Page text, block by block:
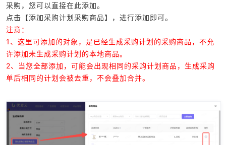
采购，您可以直接在此添加。
点击【添加采购计划采购商品】，进行添加即可。
注意：
1、这里可添加的对象，是已经生成采购计划的采购商品，不允
许添加未生成采购计划的本地商品。
2、当您全部添加，可能会出现相同的采购计划商品，生成采购
单后相同的计划会被去重，不会叠加合并。